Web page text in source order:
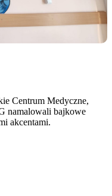
Centrum Medyczne,
namalowali bajkowe
akcentami.